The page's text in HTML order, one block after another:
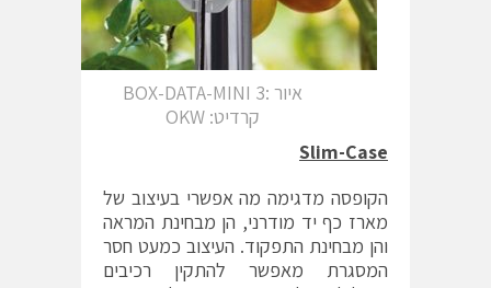
איור :3 BOX-DATA-MINI
קרדיט: OKW
Slim-Case
הקופסה מדגימה מה אפשרי בעיצוב של
מארז כף יד מודרני, הן מבחינת המראה
והן מבחינת התפקוד. העיצוב כמעט חסר
המסגרת מאפשר להתקין רכיבים